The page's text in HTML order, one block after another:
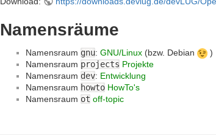
Namensräume
Namensraum gnu: GNU/Linux (bzw. Debian
)
Namensraum projects Projekte
Namensraum dev: Entwicklung
Namensraum howto HowTo's
Namensraum ot off-topic